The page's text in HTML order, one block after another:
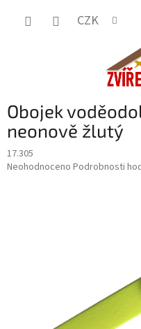
CZK
Obojek
neonově žlutý
17.305
Průměrné
Neohodnoceno Podrobnosti